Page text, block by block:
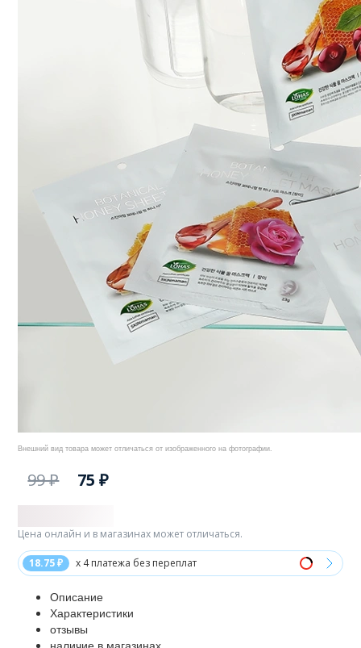
Внешний вид товара может отличаться от изображенного на фотографии.
99 ₽ 75 ₽
18.75 ₽ x 4 платежа без переплат
Цена онлайн и в магазинах может отличаться.
Описание
Характеристики
отзывы